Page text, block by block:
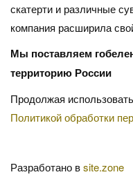
скатерти и различные
компания расширила
Мы поставляем
территорию России
Продолжая
Политикой обработки
Разработано вsite.zone